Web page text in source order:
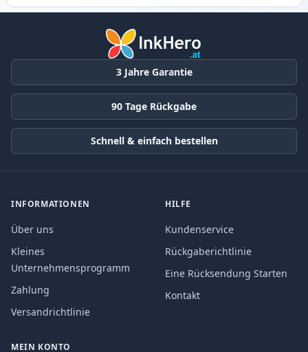
3 Jahre Garantie
90 Tage Rückgabe
Schnell & einfach bestellen
INFORMATIONEN
Über uns
Kleines
Unternehmensprogramm
Zahlung
Versandrichtlinie
HILFE
Kundenservice
Rückgaberichtlinie
Eine Rücksendung Starten
Kontakt
MEIN KONTO